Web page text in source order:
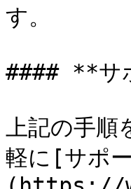
す。
#### **サ
上記の手
軽に[サポ